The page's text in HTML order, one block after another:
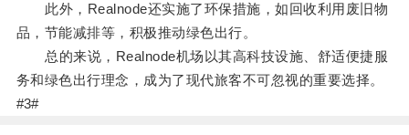
此外，Realnode还实施了环保措施，如回收利用废旧物
品，节能减排等，积极推动绿色出行。
总的来说，Realnode机场以其高科技设施、舒适便捷服
务和绿色出行理念，成为了现代旅客不可忽视的重要选择。
#3#